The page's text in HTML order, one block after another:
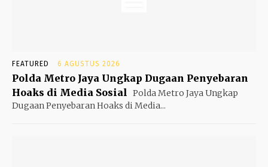
FEATURED 6 AGUSTUS 2026
Polda Metro Jaya Ungkap Dugaan Penyebaran
Hoaks di Media Sosial Polda Metro Jaya Ungkap
Dugaan Penyebaran Hoaks di Media...